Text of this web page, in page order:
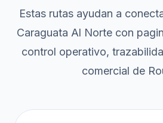
Estas rutas ayudan a
Caraguata Al Norte con
control operativo,
comercial de